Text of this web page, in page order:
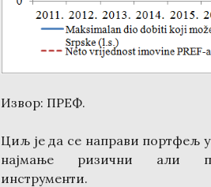
Извор: ПРЕФ.
Циљ је да се направи портфељ
најмање ризични али
инструменти.